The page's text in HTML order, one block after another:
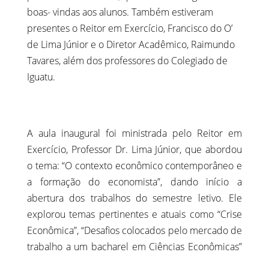
boas- vindas aos alunos. Também estiveram
presentes o Reitor em Exercício, Francisco do O’
de Lima Júnior e o Diretor Acadêmico, Raimundo
Tavares, além dos professores do Colegiado de
Iguatu.
A aula inaugural foi ministrada pelo Reitor em
Exercício, Professor Dr. Lima Júnior, que abordou
o tema: “O contexto econômico contemporâneo e
a formação do economista”, dando início a
abertura dos trabalhos do semestre letivo. Ele
explorou temas pertinentes e atuais como “Crise
Econômica”, “Desafios colocados pelo mercado de
trabalho a um bacharel em Ciências Econômicas”